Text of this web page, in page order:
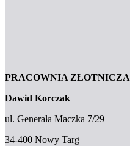
PRACOWNIA ZŁOTNICZA
Dawid Korczak
ul. Generała Maczka 7/29
34-400 Nowy Targ